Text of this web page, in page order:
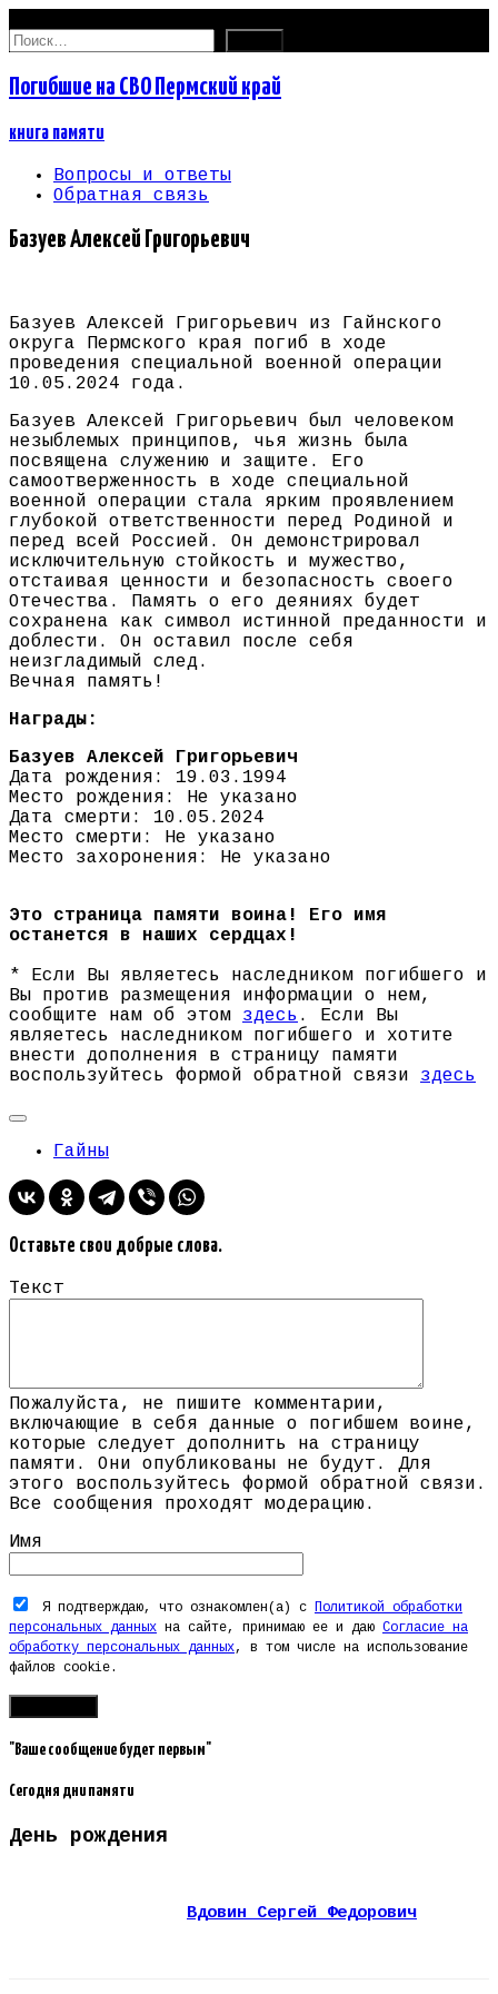
Найти:
Погибшие на СВО Пермский край
книга памяти
Вопросы и ответы
Обратная связь
Базуев Алексей Григорьевич
Базуев Алексей Григорьевич из Гайнского
округа Пермского края погиб в ходе
проведения специальной военной операции
10.05.2024 года.
Базуев Алексей Григорьевич был человеком
незыблемых принципов, чья жизнь была
посвящена служению и защите. Его
самоотверженность в ходе специальной
военной операции стала ярким проявлением
глубокой ответственности перед Родиной и
перед всей Россией. Он демонстрировал
исключительную стойкость и мужество,
отстаивая ценности и безопасность своего
Отечества. Память о его деяниях будет
сохранена как символ истинной преданности и
доблести. Он оставил после себя
неизгладимый след.
Вечная память!
Награды:
Базуев Алексей Григорьевич
Дата рождения: 19.03.1994
Место рождения: Не указано
Дата смерти: 10.05.2024
Место смерти: Не указано
Место захоронения: Не указано
Это страница памяти воина! Его имя
останется в наших сердцах!
* Если Вы являетесь наследником погибшего и
Вы против размещения информации о нем,
сообщите нам об этом здесь . Если Вы
являетесь наследником погибшего и хотите
внести дополнения в страницу памяти
воспользуйтесь формой обратной связи здесь
Гайны
Оставьте свои добрые слова.
Текст
Пожалуйста, не пишите комментарии,
включающие в себя данные о погибшем воине,
которые следует дополнить на страницу
памяти. Они опубликованы не будут. Для
этого воспользуйтесь формой обратной связи.
Все сообщения проходят модерацию.
Имя
Я подтверждаю, что ознакомлен(а) с
Политикой обработки
персональных данных на сайте, принимаю ее и даю Согласие на
обработку персональных данных, в том числе на использование
файлов cookie.
"Ваше сообщение будет первым"
Сегодня дни памяти
День рождения
Вдовин Сергей Федорович